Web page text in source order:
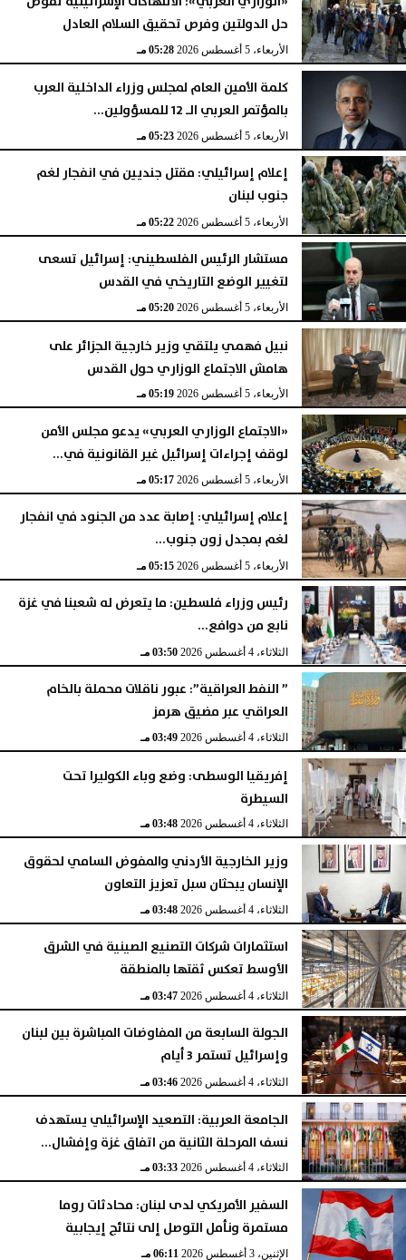
الأربعاء، 5 أغسطس 2026 06:17 مـ
حل الدولتين وفرص تحقيق السلام العادل
الأربعاء، 5 أغسطس 2026 05:28 مـ
كلمة الأمين العام لمجلس وزراء الداخلية العرب
بالمؤتمر العربي الـ 12 للمسؤولين...
الأربعاء، 5 أغسطس 2026 05:23 مـ
إعلام إسرائيلي: مقتل جنديين في انفجار لغم
جنوب لبنان
الأربعاء، 5 أغسطس 2026 05:22 مـ
مستشار الرئيس الفلسطيني: إسرائيل تسعى
لتغيير الوضع التاريخي في القدس
الأربعاء، 5 أغسطس 2026 05:20 مـ
نبيل فهمي يلتقي وزير خارجية الجزائر على
هامش الاجتماع الوزاري حول القدس
الأربعاء، 5 أغسطس 2026 05:19 مـ
«الاجتماع الوزاري العربي» يدعو مجلس الأمن
لوقف إجراءات إسرائيل غير القانونية في...
الأربعاء، 5 أغسطس 2026 05:17 مـ
إعلام إسرائيلي: إصابة عدد من الجنود في انفجار
لغم بمجدل زون جنوب...
الأربعاء، 5 أغسطس 2026 05:15 مـ
رئيس وزراء فلسطين: ما يتعرض له شعبنا في غزة
نابع من دوافع...
الثلاثاء، 4 أغسطس 2026 03:50 مـ
” النفط العراقية”: عبور ناقلات محملة بالخام
العراقي عبر مضيق هرمز
الثلاثاء، 4 أغسطس 2026 03:49 مـ
إفريقيا الوسطى: وضع وباء الكوليرا تحت
السيطرة
الثلاثاء، 4 أغسطس 2026 03:48 مـ
وزير الخارجية الأردني والمفوض السامي لحقوق
الإنسان يبحثان سبل تعزيز التعاون
الثلاثاء، 4 أغسطس 2026 03:48 مـ
استثمارات شركات التصنيع الصينية في الشرق
الأوسط تعكس ثقتها بالمنطقة
الثلاثاء، 4 أغسطس 2026 03:47 مـ
الجولة السابعة من المفاوضات المباشرة بين لبنان
وإسرائيل تستمر 3 أيام
الثلاثاء، 4 أغسطس 2026 03:46 مـ
الجامعة العربية: التصعيد الإسرائيلي يستهدف
نسف المرحلة الثانية من اتفاق غزة وإفشال...
الثلاثاء، 4 أغسطس 2026 03:33 مـ
السفير الأمريكي لدى لبنان: محادثات روما
مستمرة ونأمل التوصل إلى نتائج إيجابية
الإثنين، 3 أغسطس 2026 06:11 مـ